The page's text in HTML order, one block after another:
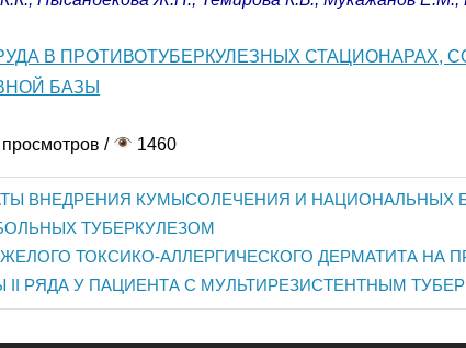
В ПРОТИВОТУБЕРКУЛЕЗНЫХ СТАЦИОНАРАХ,
БАЗЫ
просмотров / 1460
ВНЕДРЕНИЯ КУМЫСОЛЕЧЕНИЯ И НАЦИОНАЛЬНЫХ
ТУБЕРКУЛЕЗОМ
ТОКСИКО-АЛЛЕРГИЧЕСКОГО ДЕРМАТИТА НА
II РЯДА У ПАЦИЕНТА С МУЛЬТИРЕЗИСТЕНТНЫМ